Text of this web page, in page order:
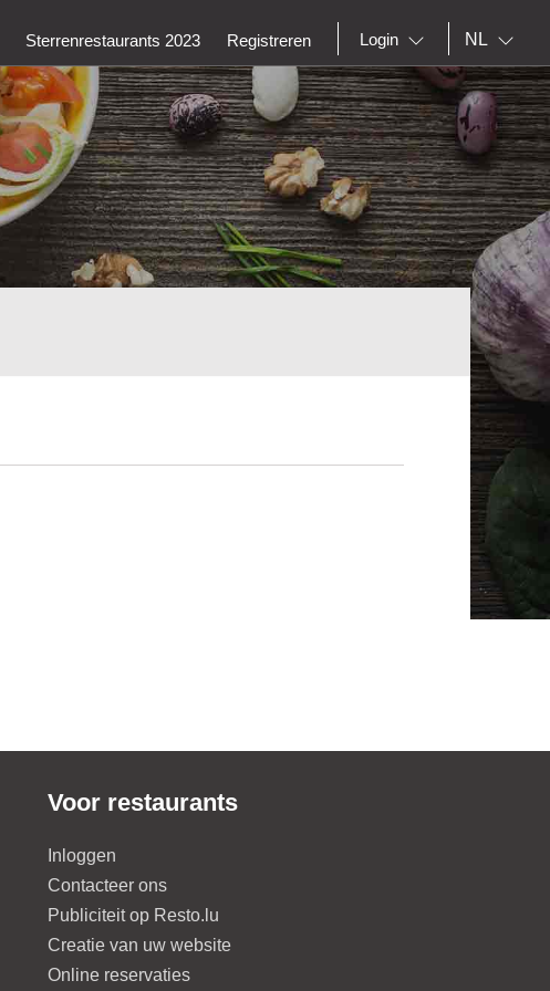
Sterrenrestaurants 2023 Registreren Login NL
Voor restaurants
Inloggen
Contacteer ons
Publiciteit op Resto.lu
Creatie van uw website
Online reservaties